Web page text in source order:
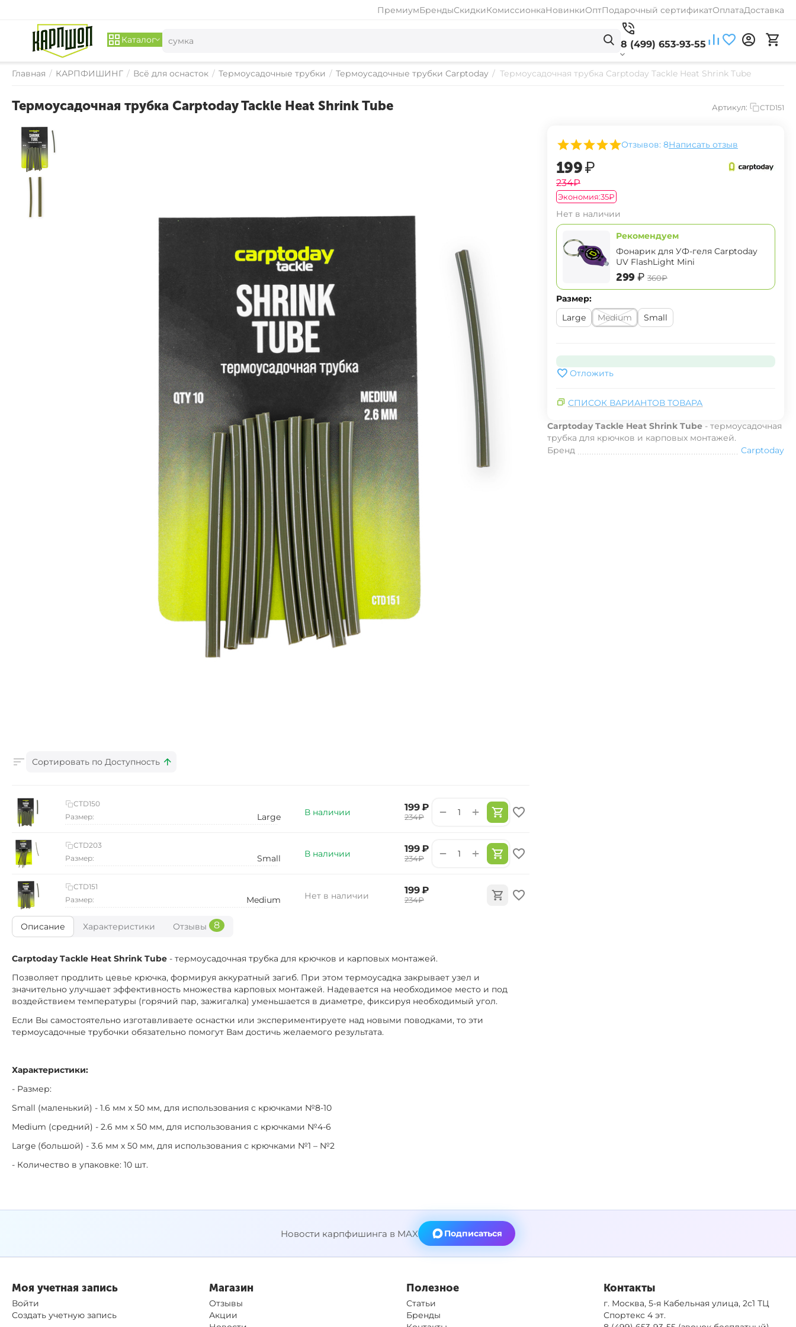
ПремиумБрендыСкидкиКомиссионкаНовинкиОптПодарочный сертификатОплатаДоставка
Каталог 8 (499) 653-93-55
Главная / КАРПФИШИНГ / Всё для оснасток / Термоусадочные трубки / Термоусадочные трубки Carptoday / Термоусадочная трубка Carptoday Tackle Heat Shrink Tube
Термоусадочная трубка Carptoday Tackle Heat Shrink Tube Артикул: CTD151
Отзывов: 8Написать отзыв
‍199‍₽
‍234‍₽
Экономия:‍35‍₽
Нет в наличии
Рекомендуем
Фонарик для УФ-геля Carptoday
UV FlashLight Mini
‍299‍₽ ‍360‍₽
Размер:
Large
Medium Small
Отложить
СПИСОК ВАРИАНТОВ ТОВАРА
Carptoday Tackle Heat Shrink Tube - термоусадочная
трубка для крючков и карповых монтажей.
Бренд
Carptoday
Сортировать по Доступность
В наличии ‍199‍ ₽
‍234‍₽ +
−
CTD150
Размер:
Large
В наличии ‍199‍ ₽
‍234‍₽ +
−
CTD203
Размер:
Small
Нет в наличии ‍199‍ ₽
‍234‍₽
CTD151
Размер:
Medium
Описание Характеристики Отзывы 8
Carptoday Tackle Heat Shrink Tube - термоусадочная трубка для крючков и карповых монтажей.
Позволяет продлить цевье крючка, формируя аккуратный загиб. При этом термоусадка закрывает узел и
значительно улучшает эффективность множества карповых монтажей. Надевается на необходимое место и под
воздействием температуры (горячий пар, зажигалка) уменьшается в диаметре, фиксируя необходимый угол.
Если Вы самостоятельно изготавливаете оснастки или экспериментируете над новыми поводками, то эти
термоусадочные трубочки обязательно помогут Вам достичь желаемого результата.
Характеристики:
- Размер:
Small (маленький) - 1.6 мм х 50 мм, для использования с крючками №8-10
Medium (средний) - 2.6 мм х 50 мм, для использования с крючками №4-6
Large (большой) - 3.6 мм х 50 мм, для использования с крючками №1 – №2
- Количество в упаковке: 10 шт.
Новости карпфишинга в MAX Подписаться
Моя учетная запись
Войти
Создать учетную запись
Магазин
Отзывы
Акции
Полезное
Статьи
Бренды
Контакты
г. Москва, 5-я Кабельная улица, 2с1 ТЦ
Спортекс 4 эт.